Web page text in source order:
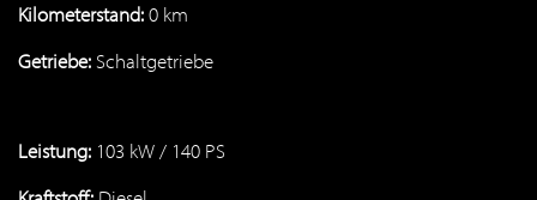
Kilometerstand:0 km
Getriebe:Schaltgetriebe
Leistung: 103 kW / 140 PS